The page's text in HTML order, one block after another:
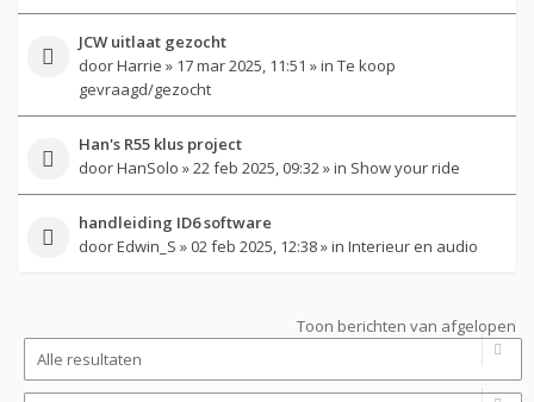
JCW uitlaat gezocht
doorHarrie » 17 mar 2025, 11:51 » in Te koop
gevraagd/gezocht
Han's R55 klus project
doorHanSolo » 22 feb 2025, 09:32 » in Show your ride
handleiding ID6 software
doorEdwin_S » 02 feb 2025, 12:38 » in Interieur en audio
Toon berichten van afgelopen